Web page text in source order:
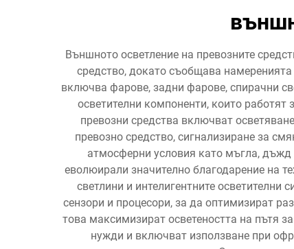
Външното осветление на превозните
средство, докато съобщава
включва фарове, задни фарове, спирачни
осветителни компоненти, които
превозни средства включват
превозно средство, сигнализиране за
атмосферни условия като мъгла, дъжд
еволюирали значително благодарение на
светлини и интелигентните осветителни
сензори и процесори, за да оптимизират
това максимизират осветеността на пътя
нужди и включват използване при